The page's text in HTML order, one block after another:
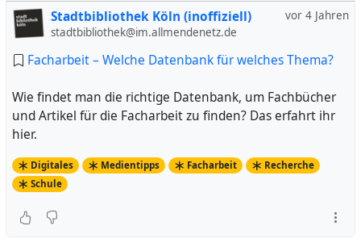
vor 4 Jahren
Stadtbibliothek Köln (inoffiziell)
stadtbibliothek@im.allmendenetz.de
Facharbeit – Welche Datenbank für welches Thema?
Wie findet man die richtige Datenbank, um Fachbücher
und Artikel für die Facharbeit zu finden? Das erfahrt ihr
hier.
Digitales Medientipps Facharbeit
Recherche
Schule